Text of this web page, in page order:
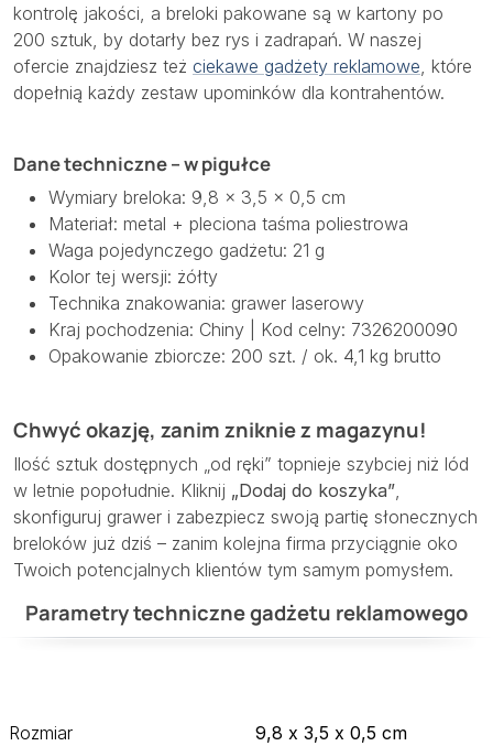
kontrolę jakości, a breloki pakowane są w kartony po
200 sztuk, by dotarły bez rys i zadrapań. W naszej
ofercie znajdziesz też ciekawe gadżety reklamowe, które
dopełnią każdy zestaw upominków dla kontrahentów.
Dane techniczne – w pigułce
Wymiary breloka: 9,8 × 3,5 × 0,5 cm
Materiał: metal + pleciona taśma poliestrowa
Waga pojedynczego gadżetu: 21 g
Kolor tej wersji: żółty
Technika znakowania: grawer laserowy
Kraj pochodzenia: Chiny | Kod celny: 7326200090
Opakowanie zbiorcze: 200 szt. / ok. 4,1 kg brutto
Chwyć okazję, zanim zniknie z magazynu!
Ilość sztuk dostępnych „od ręki” topnieje szybciej niż lód
w letnie popołudnie. Kliknij „Dodaj do koszyka”
skonfiguruj grawer i zabezpiecz swoją partię słonecznych
breloków już dziś – zanim kolejna firma przyciągnie oko
Twoich potencjalnych klientów tym samym pomysłem.
Parametry techniczne gadżetu reklamowego
Rozmiar 9,8 x 3,5 x 0,5 cm